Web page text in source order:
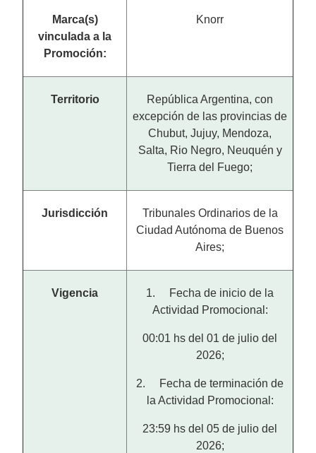
Marca(s)
vinculada a la
Promoción:
Knorr
Territorio
República Argentina, con
excepción de las provincias de
Chubut, Jujuy, Mendoza,
Salta, Rio Negro, Neuquén y
Tierra del Fuego;
Jurisdicción
Tribunales Ordinarios de la
Ciudad Autónoma de Buenos
Aires;
Vigencia
1. Fecha de inicio de la
Actividad Promocional:
00:01 hs del 01 de julio del
2026;
2. Fecha de terminación de
la Actividad Promocional:
23:59 hs del 05 de julio del
2026;